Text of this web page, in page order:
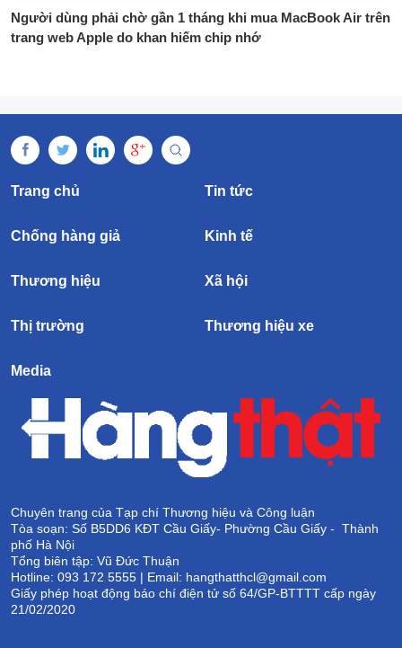
Người dùng phải chờ gần 1 tháng khi mua MacBook Air trên
trang web Apple do khan hiếm chip nhớ
Trang chủ Tin tức
Chống hàng giả Kinh tế
Thương hiệu Xã hội
Thị trường Thương hiệu xe
Media
Chuyên trang của Tạp chí Thương hiệu và Công luận
Tòa soạn: Số B5DD6 KĐT Cầu Giấy- Phường Cầu Giấy - Thành
phố Hà Nội
Tổng biên tập: Vũ Đức Thuận
Hotline: 093 172 5555 | Email: hangthatthcl@gmail.com
Giấy phép hoạt động báo chí điện tử số 64/GP-BTTTT cấp ngày
21/02/2020